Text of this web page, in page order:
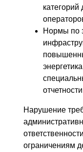
Нормы по
Нарушение
ограничениям